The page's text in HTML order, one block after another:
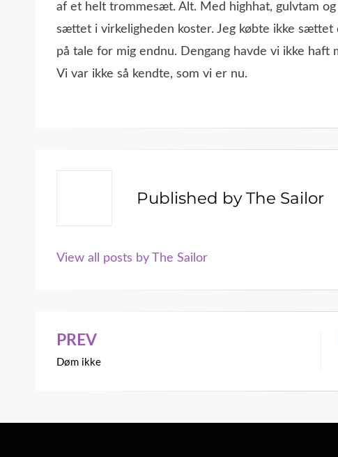
af et helt trommesæt. Alt. Med highhat, gulvtam
sættet i virkeligheden koster. Jeg købte ikke
på tale for mig endnu. Dengang havde vi ikke
Vi var ikke så kendte, som vi er nu.
Published byThe Sailor
View all posts by The Sailor
Indlægsnavigation
PREV
Døm ikke